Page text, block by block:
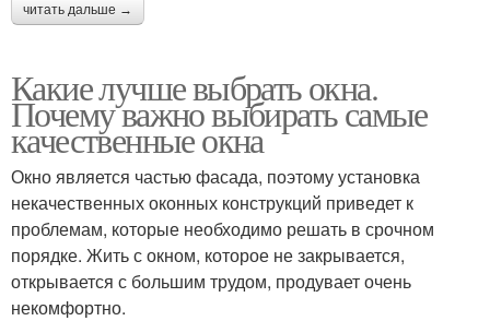
читать дальше →
Какие лучше выбрать окна.
Почему важно выбирать самые
качественные окна
Окно является частью фасада, поэтому установка
некачественных оконных конструкций приведет к
проблемам, которые необходимо решать в срочном
порядке. Жить с окном, которое не закрывается,
открывается с большим трудом, продувает очень
некомфортно.